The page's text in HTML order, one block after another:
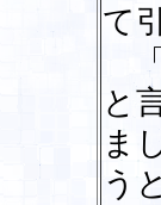
て
「
と
ま
う